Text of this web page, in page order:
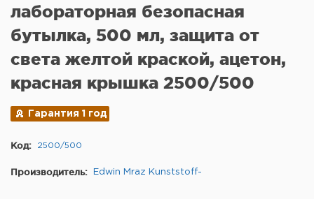
лабораторная безопасная
бутылка, 500 мл, защита от
света желтой краской, ацетон,
красная крышка 2500/500
Гарантия 1 год
Код: 2500/500
Производитель: Edwin Mraz Kunststoff-